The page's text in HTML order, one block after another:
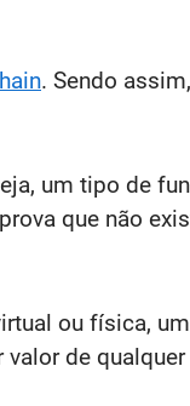
. Sendo
um tipo de
que não
ou física,
valor de